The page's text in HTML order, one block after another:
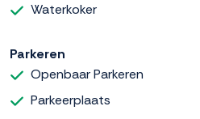
Waterkoker
Parkeren
Openbaar Parkeren
Parkeerplaats